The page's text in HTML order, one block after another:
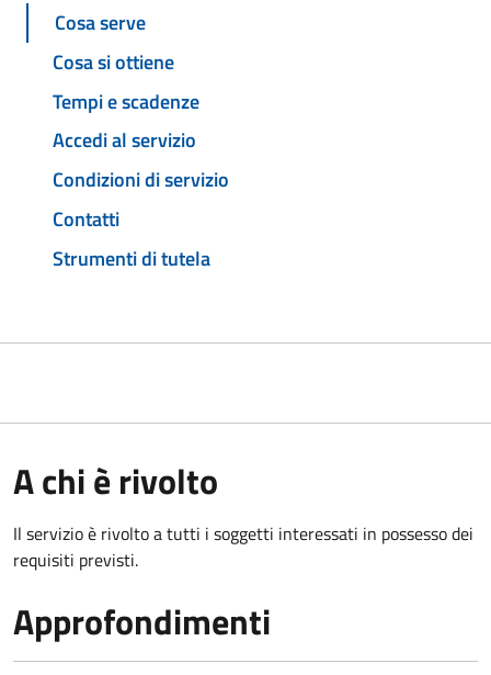
Cosa serve
Cosa si ottiene
Tempi e scadenze
Accedi al servizio
Condizioni di servizio
Contatti
Strumenti di tutela
A chi è rivolto
Il servizio è rivolto a tutti i soggetti interessati in possesso dei
requisiti previsti.
Approfondimenti